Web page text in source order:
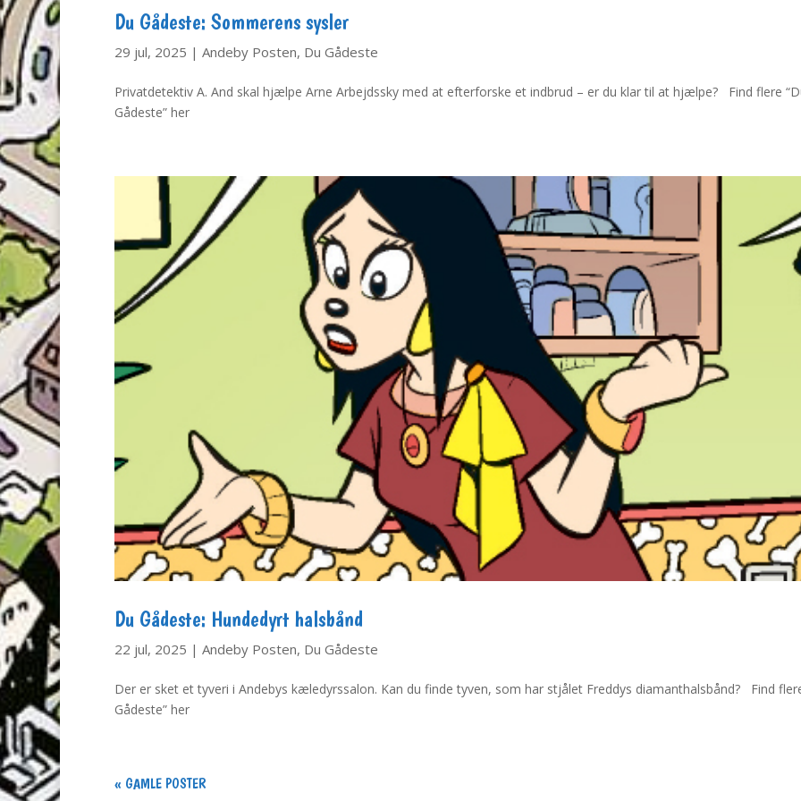
Du Gådeste: Sommerens sysler
29 jul, 2025 | Andeby Posten, Du Gådeste
Privatdetektiv A. And skal hjælpe Arne Arbejdssky med at efterforske et indbrud – er du klar til at hjælpe? Find flere
Gådeste” her
Du Gådeste: Hundedyrt halsbånd
22 jul, 2025 | Andeby Posten, Du Gådeste
Der er sket et tyveri i Andebys kæledyrssalon. Kan du finde tyven, som har stjålet Freddys diamanthalsbånd? Find
Gådeste” her
« GAMLE POSTER